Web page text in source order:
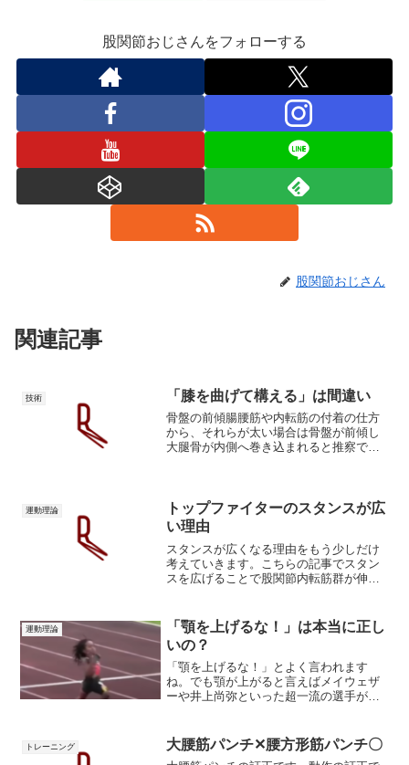
股関節おじさんをフォローする
股関節おじさん
関連記事
技術 「膝を曲げて構える」は間違い
骨盤の前傾腸腰筋や内転筋の付着の仕方
から、それらが太い場合は骨盤が前傾し
大腿骨が内側へ巻き込まれると推察でき
れます。骨盤が前傾すると...
運動理論
トップファイターのスタンスが広
い理由
スタンスが広くなる理由をもう少しだけ
考えていきます。こちらの記事でスタン
スを広げることで股関節内転筋群が伸張
群の活性化という面からスタンスを広げ
る意味を考察していきます...
運動理論
「顎を上げるな！」は本当に正し
いの？
「顎を上げるな！」とよく言われます
ね。でも顎が上がると言えばメイウェザ
ーや井上尚弥といった超一流の選手が思
れる男は顎が上がります。メイウェザー
ほどではありませんが、アル...
トレーニング 大腰筋パンチ✕腰方形筋パンチ〇